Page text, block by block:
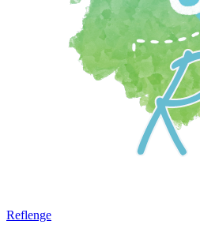
Reflenge